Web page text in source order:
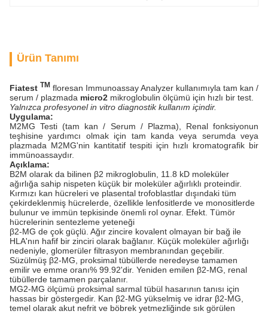
Ürün Tanımı
Fiatest TM floresan Immunoassay Analyzer kullanımıyla tam kan /
serum / plazmada micro2 mikroglobulin ölçümü için hızlı bir test.
Yalnızca profesyonel in vitro diagnostik kullanım içindir.
Uygulama:
M2MG Testi (tam kan / Serum / Plazma), Renal fonksiyonun
teşhisine yardımcı olmak için tam kanda veya serumda veya
plazmada M2MG'nin kantitatif tespiti için hızlı kromatografik bir
immünoassaydır.
Açıklama:
B2M olarak da bilinen β2 mikroglobulin, 11.8 kD moleküler
ağırlığa sahip nispeten küçük bir moleküler ağırlıklı proteindir.
Kırmızı kan hücreleri ve plasental trofoblastlar dışındaki tüm
çekirdeklenmiş hücrelerde, özellikle lenfositlerde ve monositlerde
bulunur ve immün tepkisinde önemli rol oynar. Efekt. Tümör
hücrelerinin sentezleme yeteneği
β2-MG de çok güçlü. Ağır zincire kovalent olmayan bir bağ ile
HLA'nın hafif bir zinciri olarak bağlanır. Küçük moleküler ağırlığı
nedeniyle, glomerüler filtrasyon membranından geçebilir.
Süzülmüş β2-MG, proksimal tübüllerde neredeyse tamamen
emilir ve emme oranı% 99.92'dir. Yeniden emilen β2-MG, renal
tübüllerde tamamen parçalanır.
MG2-MG ölçümü proksimal sarmal tübül hasarının tanısı için
hassas bir göstergedir. Kan β2-MG yükselmiş ve idrar β2-MG,
temel olarak akut nefrit ve böbrek yetmezliğinde sık görülen